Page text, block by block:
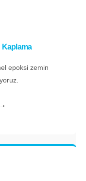
Kaplama
epoksi zemin